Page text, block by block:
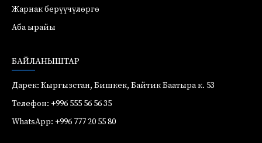
Жарнак берүүчүлөргө
Аба ырайы
БАЙЛАНЫШТАР
Дарек: Кыргызстан, Бишкек, Байтик Баатыра к. 53
Телефон: +996 555 56 56 35
WhatsApp: +996 777 20 55 80